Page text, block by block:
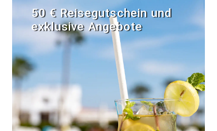
50 € Reisegutschein und
exklusive Angebote